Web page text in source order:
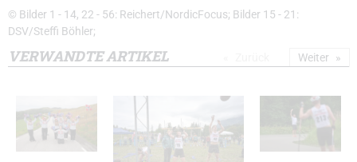
© Bilder 1 - 14, 22 - 56: Reichert/NordicFocus; Bilder 15 - 21:
DSV/Steffi Böhler;
VERWANDTE ARTIKEL Weiter